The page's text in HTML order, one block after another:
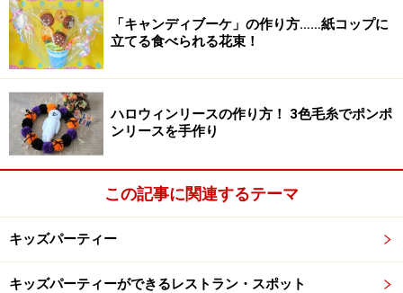
ちなみに「旦那」は、オフィシャルな場面や目上の人に
は、使えません。「主人」よりも格は上とはされていま
すが、今は、カジュアルでやや雑な印象を与えてしまい
ます。
配偶者の呼び方を使い分けるのはマナー？
こういった使い分けに抵抗のある方は、呼称を考えても
でしょう。ことばは意外と伝染しやすいですし、聞く方
「キャンディブーケ」の作り方……紙コップに
立てる食べられる花束！
ハロウィンリースの作り方！ 3色毛糸でポンポ
ンリースを手作り
この記事に関連するテーマ
キッズパーティー
キッズパーティーができるレストラン・スポット